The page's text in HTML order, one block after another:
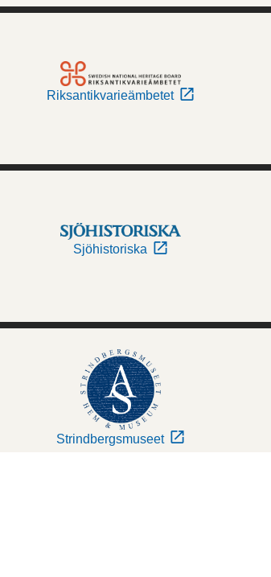
Riksantikvarieämbetet
Sjöhistoriska
Strindbergsmuseet